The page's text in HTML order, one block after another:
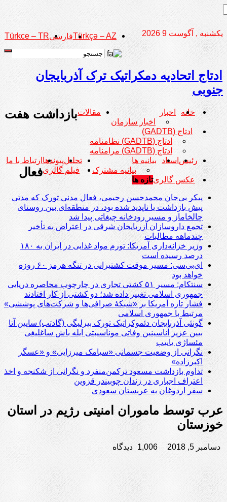
یکشنبه , آگوست 9 2026 Türkçə – AZفارسیTürkce – TR
ادتاج اتحادیه دمکراتیک ترک آذربایجان
جنوبی
خانه
اخبار
اخبار سازمان
مقالات
ادتاج (GADTB)
ادتاج (GADTB) نظامنامه
ادتاج (GADTB) مرامنامه
رئیس اسناد
بیانیه ها
بیانیه مشترک
تحلیلپیوندها ارتباط با ما
فیلم گالری
عکس گالریتازه ها
پیکر بی‌جان محمدحسن رحیمی، فعال مدنی تورک که مدتی
پیش بازداشت یا ناپدید شده بود، در منطقه‌ای بین روستای
چالخاماز و مسیر رودخانه چیغاتی پیدا شد
تجمع داروسازان آزربایجان شرقی در اعتراض به تأخیر
چندماهه مطالبات
وزیر خزانه‌داری آمریکا: تورم مواد غذایی در ایران به ۱۸۰
درصد رسیده است
ای‌بی‌سی: مسیر موقت کشتیرانی در تنگه هرمز ۶۰ روزه
خواهد بود
سنتکام: مسیر ۵۱ کشتی تجاری در چارچوب محاصره دریایی
جمهوری اسلامی تغییر داده شد؛ دو کشتی از کار افتادند
فشار تازه آمریکا بر «شبکۀ صرافی‌ها و شرکت‌های پوششی»
مرتبط با جمهوری اسلامی
گونئی آذربایجان دئموکراتیک تورک بیرلیگی (گادتب) سایین آتا
بیین عزیز آناسینین وفاتی موناسیبتی ایله باش ساغلیغی
مئساژی یاییب
نگرانی از وضعیت جسمانی «سیامک میرزایی» و «عسگر
اکبرزاده»
تداوم بازداشت مسعود ترکمن‌منفرد و نگرانی از شکنجه و اخذ
اعتراف اجباری در زندان چوبیندر قزوین
سفر اردوغان به عربستان‌ سعودی
بازداشت هفت
فعال
عرب توسط ماموران امنیتی رژیم در استان
خوزستان
دسامبر 5, 2018 1,006 دیدگاه